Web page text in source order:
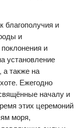
благополучия и
и
и
установление
а также на
Ежегодно
началу и
этих церемоний
моря,